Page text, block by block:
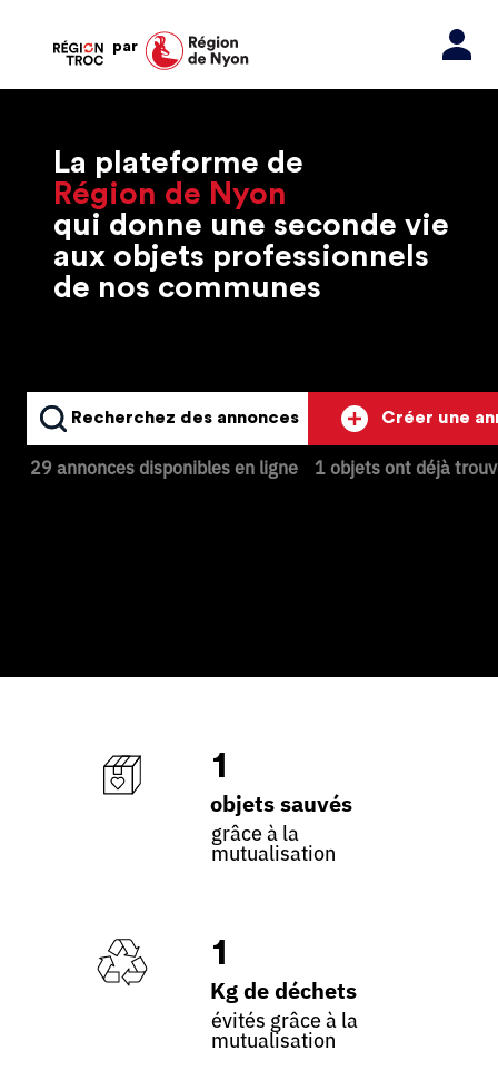
par
La plateforme de
Région de Nyon
qui donne une seconde vie
aux objets professionnels
de nos communes
Recherchez des annonces
29 annonces disponibles en ligne
Créer une
1 objets ont déjà
1
objets sauvés
grâce à la
mutualisation
1
Kg de déchets
évités grâce à la
mutualisation